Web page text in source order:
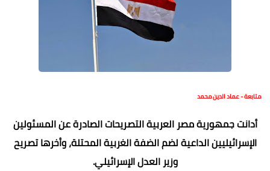
متابعة - عماد الدين محمد
أدانت جمهورية مصر العربية التصريحات الصادرة عن المسئولين
الإسرائيليين الداعية لضم الضفة الغربية المحتلة، وأخرها تصريح
وزير العدل الإسرائيلي.